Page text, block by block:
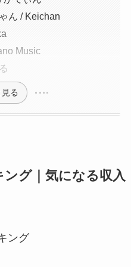
ん / Keichan
Music
る
グ｜気になる収入